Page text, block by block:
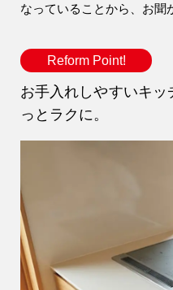
なっていることから、お聞
Reform Point!
お手入れしやすいキ
っとラクに。